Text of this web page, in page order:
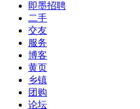
即墨招聘
二手
交友
服务
博客
黄页
乡镇
团购
论坛